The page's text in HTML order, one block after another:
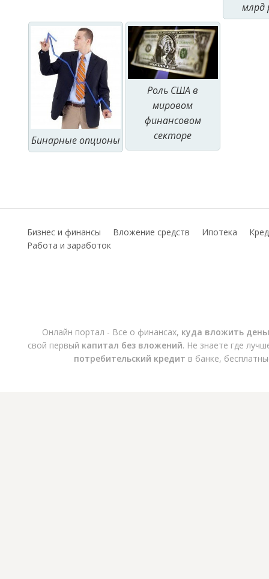
млрд
Бинарные опционы
Роль США в
мировом
финансовом
секторе
Бизнес и финансы Вложение средств Ипотека
Работа и заработок
Онлайн портал - Все о финансах, куда вложить
свой первый капитал без вложений. Не знаете где
потребительский кредит в банке,